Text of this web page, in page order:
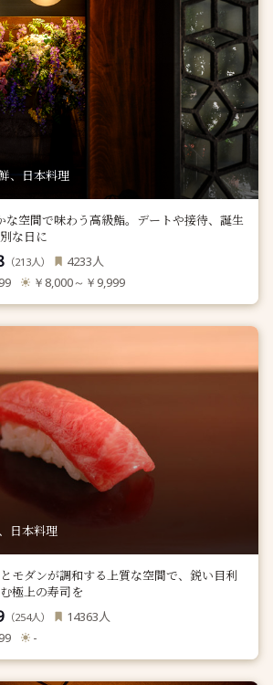
、日本料理
空間で味わう高級鮨。デートや接待、誕生
な日に
（213人） 4233人
￥8,000～￥9,999
日本料理
モダンが調和する上質な空間で、鋭い目利
極上の寿司を
（254人） 14363人
-